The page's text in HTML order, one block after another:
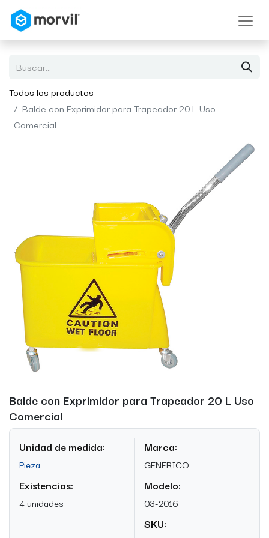
Todos los productos
Balde con Exprimidor para Trapeador 20 L Uso
Comercial
Balde con Exprimidor para Trapeador 20 L Uso
Comercial
Unidad de medida:
Pieza
Existencias:
4 unidades
Marca:
GENERICO
Modelo:
03-2016
SKU: